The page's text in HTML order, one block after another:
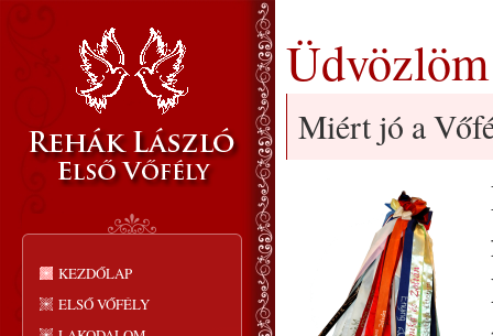
KEZDŐLAP
ELSŐ VŐFÉLY
Üdvözlöm
Miért jó a